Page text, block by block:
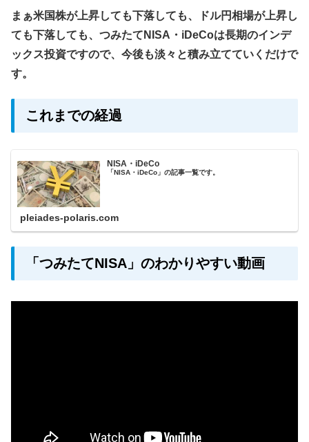
まぁ米国株が上昇しても下落しても、ドル円相場が上昇し
ても下落しても、つみたてNISA・iDeCoは長期のインデ
ックス投資ですので、今後も淡々と積み立てていくだけで
す。
これまでの経過
NISA・iDeCo
「NISA・iDeCo」の記事一覧です。
pleiades-polaris.com
「つみたてNISA」のわかりやすい動画